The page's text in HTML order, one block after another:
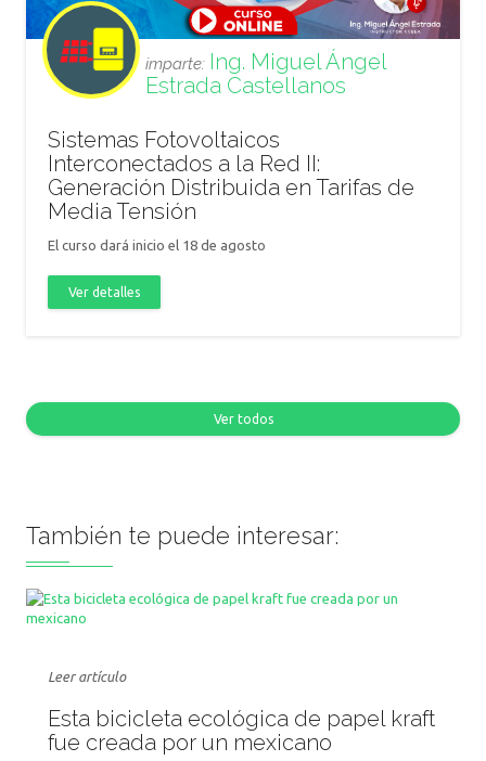
imparte: Ing. Miguel Ángel
Estrada Castellanos
Sistemas Fotovoltaicos
Interconectados a la Red II:
Generación Distribuida en Tarifas de
Media Tensión
El curso dará inicio el 18 de agosto
Ver detalles
Ver todos
También te puede interesar:
Leer artículo
Esta bicicleta ecológica de papel kraft
fue creada por un mexicano